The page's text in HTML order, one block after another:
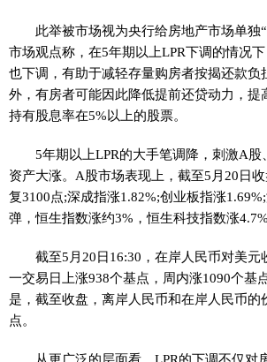
此举被市场视为央行给房地产市场单独
市场观点称，在5年期以上LPR下调的情况
也下调，有助于减轻存量购房者按揭还款负
外，有房者可能因此降低提前还贷动力，提
持有股息率在5%以上的股票。
5年期以上LPR的大手笔调降，刺激A股
资产大涨。A股市场表现上，截至5月20日
复3100点;深成指涨1.82%;创业板指涨
弹，恒生指数涨约3%，恒生科技指数涨4.7%
截至5月20日16:30，在岸人民币对美元
一交易日上涨938个基点，周内涨1090个基
是，截至收盘，离岸人民币和在岸人民币的
点。
从更广泛的层面看，LPR的下调不仅对